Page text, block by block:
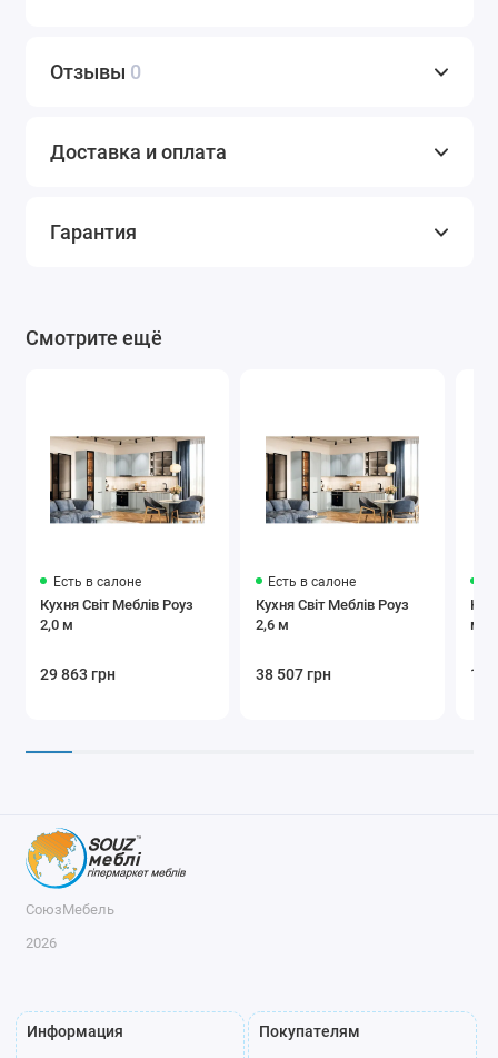
Отзывы 0
Доставка и оплата
Гарантия
Смотрите ещё
Есть в салоне
Кухня Світ Меблів Роуз
2,0 м
29 863 грн
Есть в салоне
Кухня Світ Меблів Роуз
2,6 м
38 507 грн 12
СоюзМебель
2026
Информация Покупателям